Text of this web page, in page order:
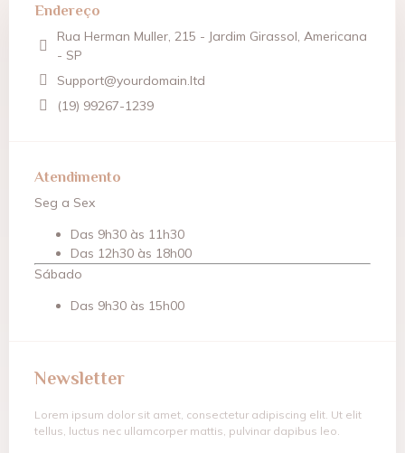
Endereço
Rua Herman Muller, 215 - Jardim Girassol, Americana
- SP
Support@yourdomain.ltd
(19) 99267-1239
Atendimento
Seg a Sex
Das 9h30 às 11h30
Das 12h30 às 18h00
Sábado
Das 9h30 às 15h00
Newsletter
Lorem ipsum dolor sit amet, consectetur adipiscing elit. Ut elit
tellus, luctus nec ullamcorper mattis, pulvinar dapibus leo.